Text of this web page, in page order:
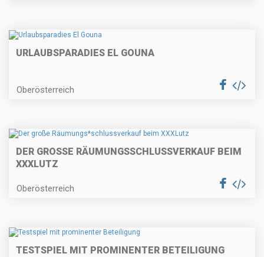
URLAUBSPARADIES EL GOUNA
Oberösterreich
DER GROSSE RÄUMUNGS SCHLUSSVERKAUF BEIM
XXXLUTZ
Oberösterreich
TESTSPIEL MIT PROMINENTER BETEILIGUNG